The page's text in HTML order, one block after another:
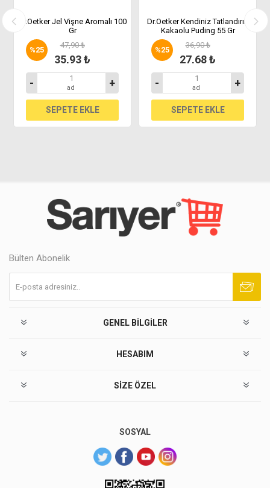
Dr.Oetker Jel Vişne Aromalı 100
Gr
%25
47,90 ₺
35,93 ₺
-
ad +
Dr.Oetker Kendiniz Tatlandırın
Kakaolu Puding 55 Gr
%25
36,90 ₺
27,68 ₺
-
ad +
Bülten Abonelik
GENEL BILGILER
HESABIM
SIZE ÖZEL
SOSYAL